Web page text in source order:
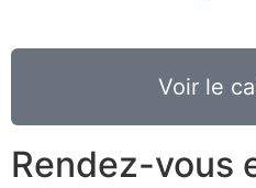
Voir le
Rendez-vous